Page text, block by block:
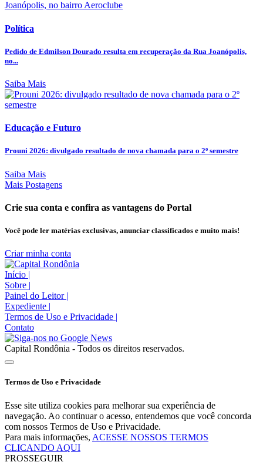
Política
Pedido de Edmilson Dourado resulta em recuperação da Rua Joanópolis,
no...
Saiba Mais
Educação e Futuro
Prouni 2026: divulgado resultado de nova chamada para o 2º semestre
Saiba Mais
Mais Postagens
Crie sua conta e confira as vantagens do Portal
Você pode ler matérias exclusivas, anunciar classificados e muito mais!
Criar minha conta
Início |
Sobre |
Painel do Leitor |
Expediente |
Termos de Uso e Privacidade |
Contato
Capital Rondônia - Todos os direitos reservados.
Termos de Uso e Privacidade
Esse site utiliza cookies para melhorar sua experiência de
navegação. Ao continuar o acesso, entendemos que você concorda
com nossos Termos de Uso e Privacidade.
Para mais informações, ACESSE NOSSOS TERMOS
CLICANDO AQUI
PROSSEGUIR